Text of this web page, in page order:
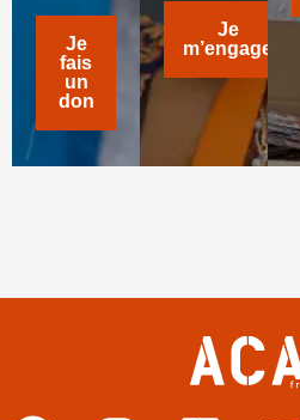
Je
fais
un
don
Je
m’engage